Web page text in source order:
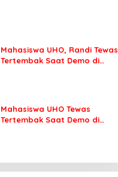
Mahasiswa UHO, Randi Tewas
Tertembak Saat Demo di
Mahasiswa UHO Tewas
Tertembak Saat Demo di